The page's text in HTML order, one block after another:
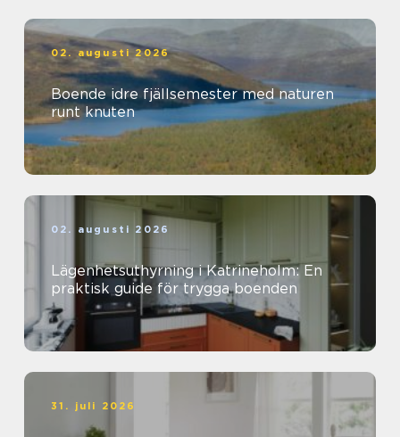
02. augusti 2026
Boende idre fjällsemester med naturen
runt knuten
02. augusti 2026
Lägenhetsuthyrning i Katrineholm: En
praktisk guide för trygga boenden
31. juli 2026